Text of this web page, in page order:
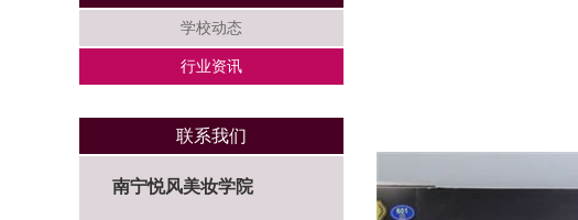
学校动态
行业资讯
联系我们
南宁悦风美妆学院